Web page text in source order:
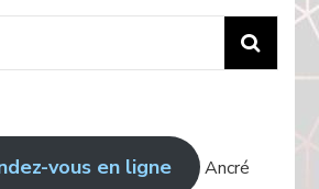
vous en ligne
Ancré